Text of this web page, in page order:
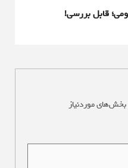
بخش‌های موردنیاز